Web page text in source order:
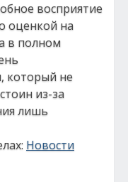
восприятие
оценкой на
в полном
который не
из-за
лишь
Новости